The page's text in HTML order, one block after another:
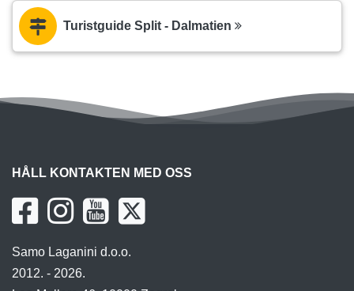
Turistguide Split - Dalmatien
HÅLL KONTAKTEN MED OSS
Samo Laganini d.o.o.
2012. - 2026.